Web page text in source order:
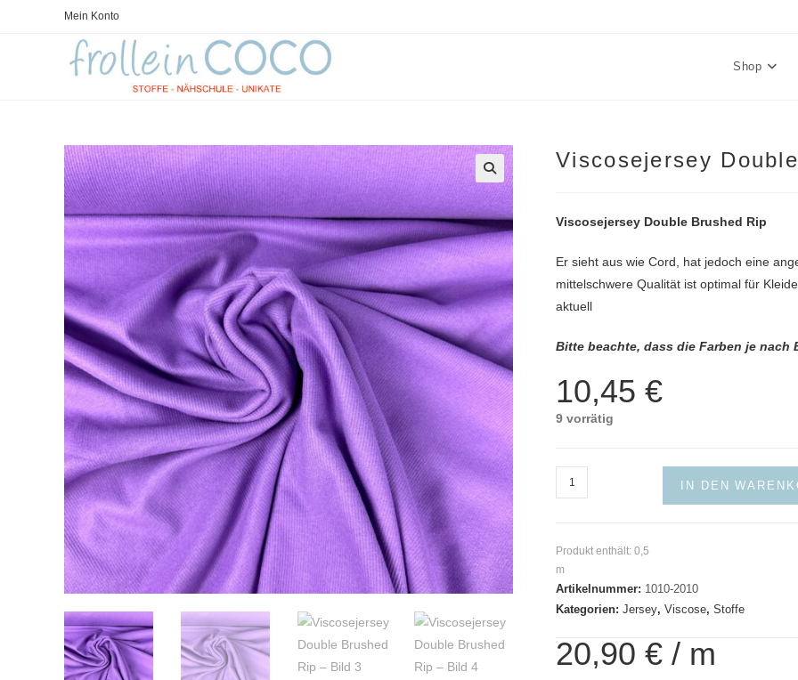
Mein Konto
Shop
🔍
Viscosejersey
Viscosejersey Double Brushed Rip
Er sieht aus wie Cord, hat jedoch eine
mittelschwere Qualität ist optimal für
aktuell
Bitte beachte, dass die Farben je
10,45 €
9 vorrätig
Viscosejersey
Double
Menge
IN DEN
Produkt enthält: 0,5
m
Artikelnummer: 1010-2010
Kategorien: Jersey, Viscose, Stoffe
20,90 € / m